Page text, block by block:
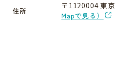
住所
〒1120004 東
Mapで見る）